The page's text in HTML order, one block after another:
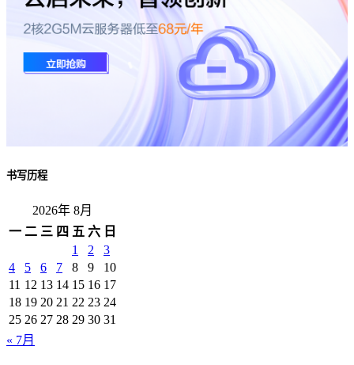
书写历程
2026年 8月
一 二 三 四 五 六 日
1
2
3
4
5 6 7 8 9
10
11 12 13 14 15 16 17
18 19 20 21 22 23 24
25 26 27 28 29 30 31
« 7月